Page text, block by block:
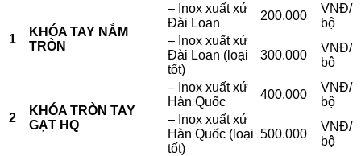
1
KHÓA TAY NẮM
TRÒN
– Inox xuất xứ
Đài Loan
200.000
VNĐ/
bộ
– Inox xuất xứ
Đài Loan (loại
tốt)
300.000
VNĐ/
bộ
2
KHÓA TRÒN TAY
GẠT HQ
– Inox xuất xứ
Hàn Quốc
400.000
VNĐ/
bộ
– Inox xuất xứ
Hàn Quốc (loại
tốt)
500.000
VNĐ/
bộ